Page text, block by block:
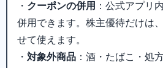
・ クーポンの併用 ：公式アプリ
併用できます。株主優待だけは
せて使えます。
・ 対象外商品 ：酒・たばこ・処